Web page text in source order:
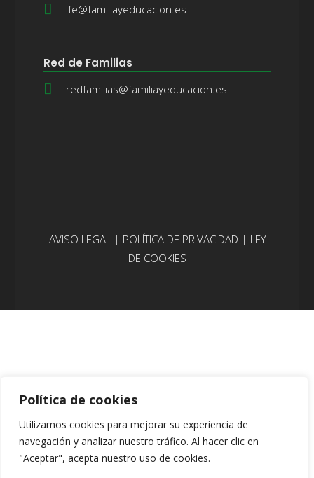
Política de cookies
Utilizamos cookies para mejorar su experiencia de
navegación y analizar nuestro tráfico. Al hacer clic en
"Aceptar", acepta nuestro uso de cookies.
ife@familiayeducacion.es
Red de Familias
redfamilias@familiayeducacion.es
AVISO LEGAL | POLÍTICA DE PRIVACIDAD | LEY
DE COOKIES